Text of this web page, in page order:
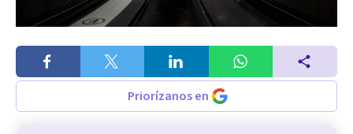
Priorízanos en